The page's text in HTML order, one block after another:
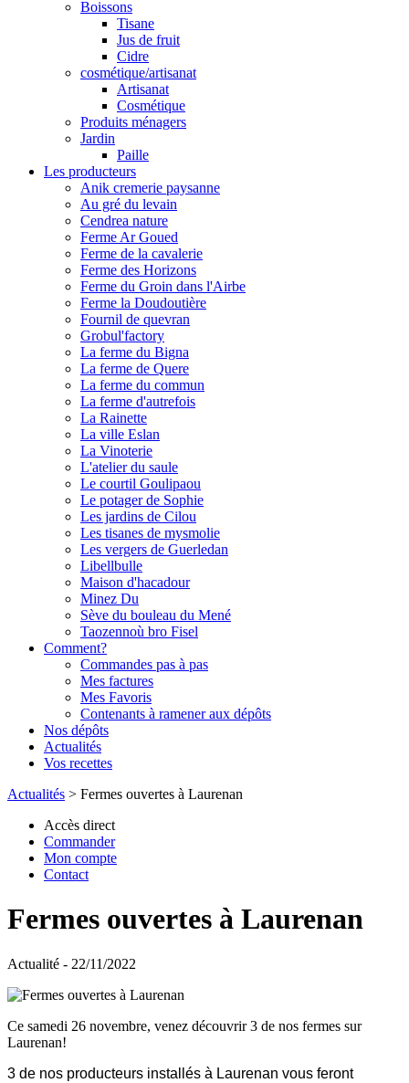
Boissons
Tisane
Jus de fruit
Cidre
cosmétique/artisanat
Artisanat
Cosmétique
Produits ménagers
Jardin
Paille
Les producteurs
Anik cremerie paysanne
Au gré du levain
Cendrea nature
Ferme Ar Goued
Ferme de la cavalerie
Ferme des Horizons
Ferme du Groin dans l'Airbe
Ferme la Doudoutière
Fournil de quevran
Grobul'factory
La ferme du Bigna
La ferme de Quere
La ferme du commun
La ferme d'autrefois
La Rainette
La ville Eslan
La Vinoterie
L'atelier du saule
Le courtil Goulipaou
Le potager de Sophie
Les jardins de Cilou
Les tisanes de mysmolie
Les vergers de Guerledan
Libellbulle
Maison d'hacadour
Minez Du
Sève du bouleau du Mené
Taozennoù bro Fisel
Comment?
Commandes pas à pas
Mes factures
Mes Favoris
Contenants à ramener aux dépôts
Nos dépôts
Actualités
Vos recettes
Actualités > Fermes ouvertes à Laurenan
Accès direct
Commander
Mon compte
Contact
Fermes ouvertes à Laurenan
Actualité - 22/11/2022
Ce samedi 26 novembre, venez découvrir 3 de nos fermes sur
Laurenan!
3 de nos producteurs installés à Laurenan vous feront